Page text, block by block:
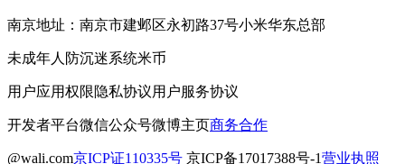
南京地址：南京市建邺区永初路37号小米华东总部
未成年人防沉迷系统米币
用户应用权限隐私协议用户服务协议
开发者平台微信公众号微博主页商务合作
@wali.com京ICP证110335号 京ICP备17017388号-1营业执照